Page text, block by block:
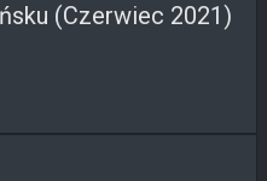
(Czerwiec 2021)